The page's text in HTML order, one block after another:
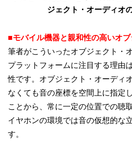
ジェクト・オーディオ
■モバイル機器と親和性の高いオ
筆者がこういったオブジェクト・
プラットフォームに注目する理由
性です。オブジェクト・オーディ
なくても音の座標を空間上に指定
ことから、常に一定の位置での聴
イヤホンの環境では音の仮想的な
す。